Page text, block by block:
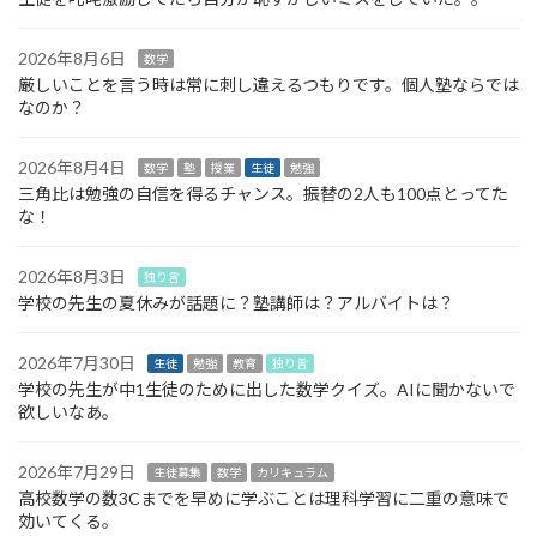
2026年8月6日 数学
厳しいことを言う時は常に刺し違えるつもりです。個人塾ならでは
なのか？
2026年8月4日 数学 塾 授業 生徒 勉強
三角比は勉強の自信を得るチャンス。振替の2人も100点とってた
な！
2026年8月3日 独り言
学校の先生の夏休みが話題に？塾講師は？アルバイトは？
2026年7月30日 生徒 勉強 教育 独り言
学校の先生が中1生徒のために出した数学クイズ。AIに聞かないで
欲しいなあ。
2026年7月29日 生徒募集 数学 カリキュラム
高校数学の数3Cまでを早めに学ぶことは理科学習に二重の意味で
効いてくる。